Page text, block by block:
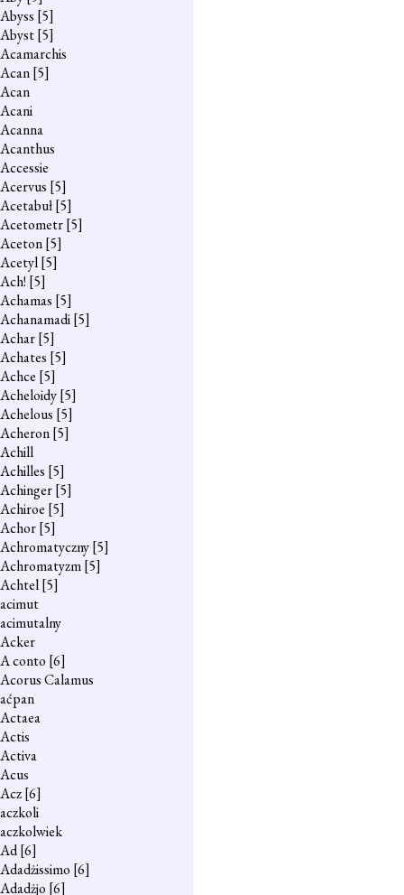
Abyss [5]
Abyst[5]
Acamarchis
Acan[5]
Acan
Acani
Acanna
Acanthus
Accessie
Acervus [5]
Acetabuł[5]
Acetometr[5]
Aceton[5]
Acetyl[5]
Ach! [5]
Achamas [5]
Achanamadi[5]
Achar[5]
Achates [5]
Achce [5]
Acheloidy[5]
Achelous [5]
Acheron[5]
Achill
Achilles [5]
Achinger[5]
Achiroe [5]
Achor[5]
Achromatyczny[5]
Achromatyzm[5]
Achtel[5]
acimut
acimutalny
Acker
A conto [6]
Acorus Calamus
aćpan
Actaea
Actis
Activa
Acus
Acz[6]
aczkoli
aczkolwiek
Ad[6]
Adadżissimo [6]
Adadżjo [6]